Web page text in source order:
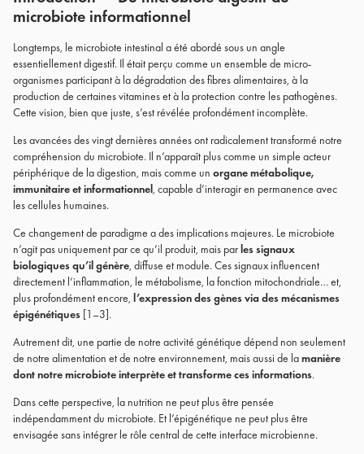
microbiote informationnel
Longtemps, le microbiote intestinal a été abordé sous un angle
essentiellement digestif. Il était perçu comme un ensemble de micro-
organismes participant à la dégradation des fibres alimentaires, à la
production de certaines vitamines et à la protection contre les pathogènes.
Cette vision, bien que juste, s’est révélée profondément incomplète.
Les avancées des vingt dernières années ont radicalement transformé notre
compréhension du microbiote. Il n’apparaît plus comme un simple acteur
périphérique de la digestion, mais comme un organe métabolique,
immunitaire et informationnel, capable d’interagir en permanence avec
les cellules humaines.
Ce changement de paradigme a des implications majeures. Le microbiote
n’agit pas uniquement par ce qu’il produit, mais parles signaux
biologiques qu’il génère, diffuse et module. Ces signaux influencent
directement l’inflammation, le métabolisme, la fonction mitochondriale… et,
plus profondément encore, l’expression des gènes via des mécanismes
épigénétiques [1–3].
Autrement dit, une partie de notre activité génétique dépend non seulement
de notre alimentation et de notre environnement, mais aussi de lamanière
dont notre microbiote interprète et transforme ces informations.
Dans cette perspective, la nutrition ne peut plus être pensée
indépendamment du microbiote. Et l’épigénétique ne peut plus être
envisagée sans intégrer le rôle central de cette interface microbienne.